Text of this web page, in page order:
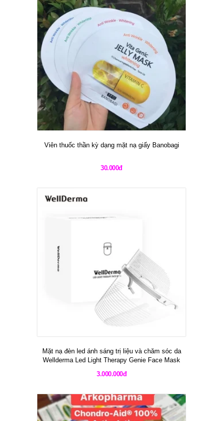
Viên thuốc thần kỳ dạng mặt nạ giấy Banobagi
30.000đ
Mặt nạ đèn led ánh sáng trị liệu và chăm sóc da
Wellderma Led Light Therapy Genie Face Mask
3.000.000đ